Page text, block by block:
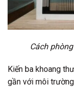
Cách
Kiến ba khoang
gần với môi